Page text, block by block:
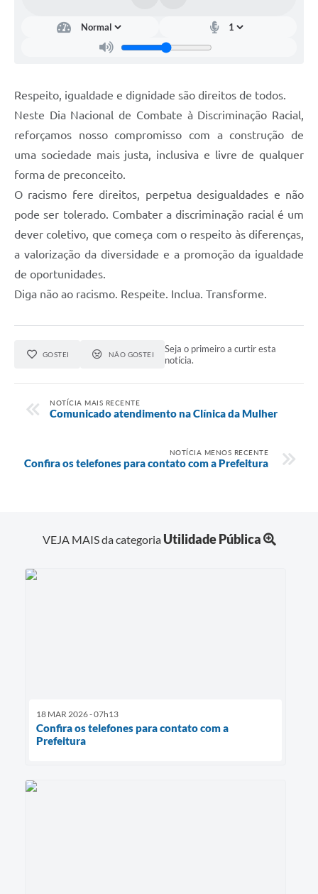
Respeito, igualdade e dignidade são direitos de todos.
Neste Dia Nacional de Combate à Discriminação Racial,
reforçamos nosso compromisso com a construção de
uma sociedade mais justa, inclusiva e livre de qualquer
forma de preconceito.
O racismo fere direitos, perpetua desigualdades e não
pode ser tolerado. Combater a discriminação racial é um
dever coletivo, que começa com o respeito às diferenças,
a valorização da diversidade e a promoção da igualdade
de oportunidades.
Diga não ao racismo. Respeite. Inclua. Transforme.
GOSTEI NÃO GOSTEI
Seja o primeiro a curtir esta
notícia.
NOTÍCIA MAIS RECENTE
Comunicado atendimento na Clínica da Mulher
NOTÍCIA MENOS RECENTE
Confira os telefones para contato com a Prefeitura
VEJA MAIS da categoria Utilidade Pública
18 MAR 2026 - 07h13
Confira os telefones para contato com a
Prefeitura